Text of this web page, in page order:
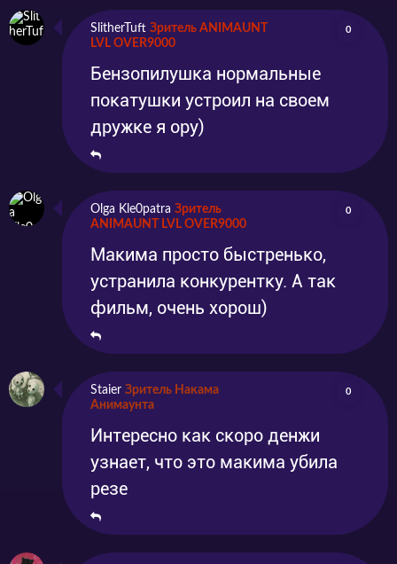
SlitherTuft Зритель ANIMAUNT
LVL OVER9000
0
Бензопилушка нормальные
покатушки устроил на своем
дружке я ору)
Olga Kle0patra Зритель
ANIMAUNT LVL OVER9000
0
Макима просто быстренько,
устранила конкурентку. А так
фильм, очень хорош)
Staier Зритель Накама
Анимаунта
0
Интересно как скоро денжи
узнает, что это макима убила
резе